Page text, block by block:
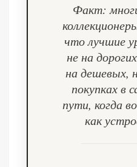
Факт:
что лучшие
не на
на дешевых,
покупках в
пути, когда
как